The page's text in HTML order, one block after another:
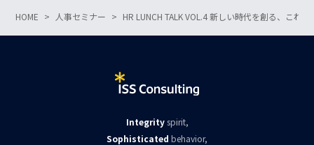
HOME 人事セミナー HR LUNCH TALK VOL.4 新しい時代を創る、こ
Integrityspirit,
Sophisticated behavior,